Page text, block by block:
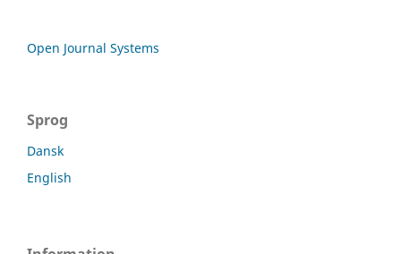
Open Journal Systems
Sprog
Dansk
English